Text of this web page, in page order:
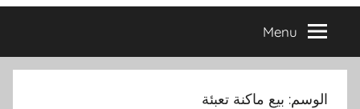
في
التي
Menu
الوسم: بيع ماكنة تعبئة